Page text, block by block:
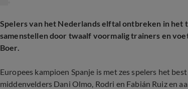
Spelers van het Nederlands elftal ontbreken in het
samenstellen door twaalf voormalig trainers en
Boer.
Europees kampioen Spanje is met zes spelers het
middenvelders Dani Olmo, Rodri en Fabián Ruiz en